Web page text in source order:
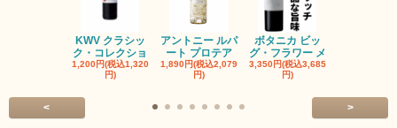
KWV クラシッ
ク・コレクショ
1,200円(税込1,320
円)
アントニー ルパ
ート プロテア
1,890円(税込2,079
円)
ボタニカ ビッ
グ・フラワー メ
3,350円(税込3,685
円)
< >